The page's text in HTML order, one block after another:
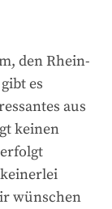
den Rhein-
es
aus
keinen
wünschen